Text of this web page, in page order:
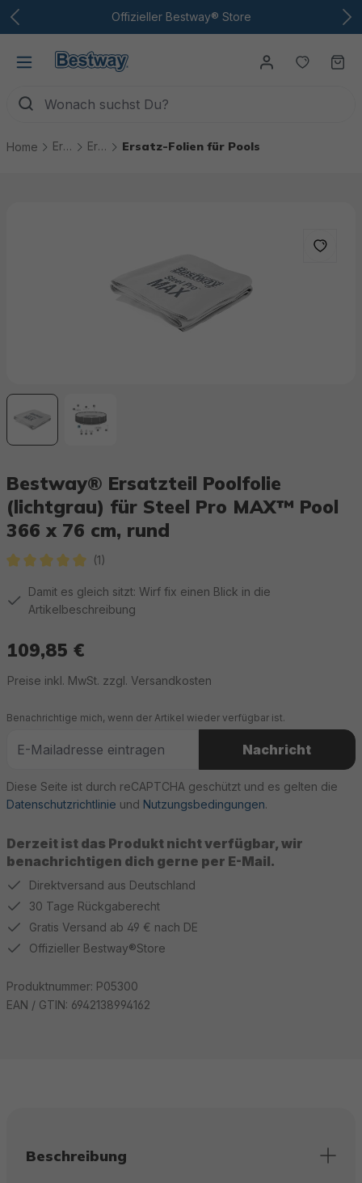
Zum Hauptinhalt Offizieller Bestway® Store
Du
Home Ersatzteile Ersatzteile Pools Ersatz-Folien für Pools
Bestway® Ersatzteil Poolfolie
(lichtgrau) für Steel Pro MAX™ Pool
366 x 76 cm, rund
(1)
Damit es gleich sitzt: Wirf fix einen Blick in die
Artikelbeschreibung
109,85 €
Preise inkl. MwSt. zzgl. Versandkosten
Derzeit ist das Produkt nicht verfügbar, wir
benachrichtigen dich gerne per E-Mail.
Benachrichtige mich, wenn der Artikel wieder verfügbar ist.
Nachricht
Diese Seite ist durch reCAPTCHA geschützt und es gelten die
Datenschutzrichtlinie und Nutzungsbedingungen.
Direktversand aus Deutschland
30 Tage Rückgaberecht
Gratis Versand ab 49 € nach DE
Offizieller Bestway®Store
Produktnummer: P05300
EAN / GTIN: 6942138994162
Beschreibung